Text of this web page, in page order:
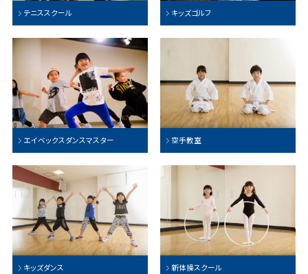
テニススクール キッズゴルフ
エイベックスダンスマスター 空手教室
キッズダンス 新体操スクール